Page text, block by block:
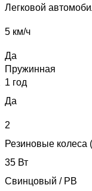
Легковой
5 км/ч
Да
Пружинная
1 год
Да
2
Резиновые колеса
35 Вт
Свинцовый / PB